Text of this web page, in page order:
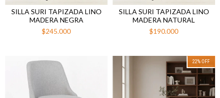
SILLA SURI TAPIZADA LINO
MADERA NEGRA
$245.000
SILLA SURI TAPIZADA LINO
MADERA NATURAL
$190.000
22% OFF